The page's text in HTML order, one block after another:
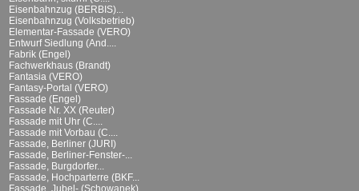
Eisenbahnzug (BERBIS)...
Eisenbahnzug (Volksbetrieb)
Elementar-Fassade (VERO)
Entwurf Siedlung (And....
Fabrik (Engel)
Fachwerkhaus (Brandt)
Fantasia (VERO)
Fantasy-Portal (VERO)
Fassade (Engel)
Fassade Nr. XX (Reuter)
Fassade mit Uhr (C....
Fassade mit Vorbau (C....
Fassade, Berliner (JURI)
Fassade, Berliner-Fenster-...
Fassade, Burgdorfer...
Fassade, Hochparterre (BKF...
Fassade, Jubel- (Schowanek)